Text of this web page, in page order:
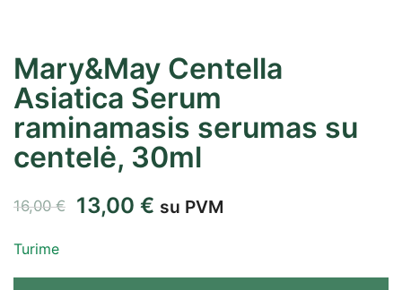
Mary&May Centella
Asiatica Serum
raminamasis serumas su
centelė, 30ml
16,00€ 13,00 € su PVM
Turime